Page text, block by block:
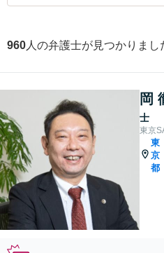
960 人の弁護士が見つかりまし
岡
士
東京
東
京
都